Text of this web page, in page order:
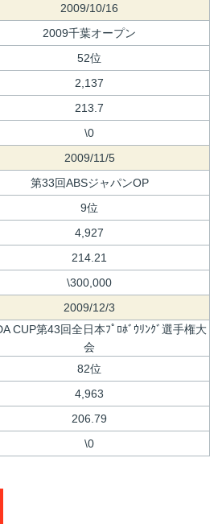
2009/10/16
2009千葉オープン
52位
2,137
213.7
\0
2009/11/5
第33回ABSジャパンOP
9位
4,927
214.21
\300,000
2009/12/3
CUP第43回全日本ﾌﾟﾛﾎﾞｳﾘﾝｸﾞ選手権大
会
82位
4,963
206.79
\0